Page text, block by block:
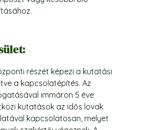
részét képezi a kutatási
a kapcsolatépítés. Az
immáron 5 éve
kutatások az idős lovak
kapcsolatosan, melyet